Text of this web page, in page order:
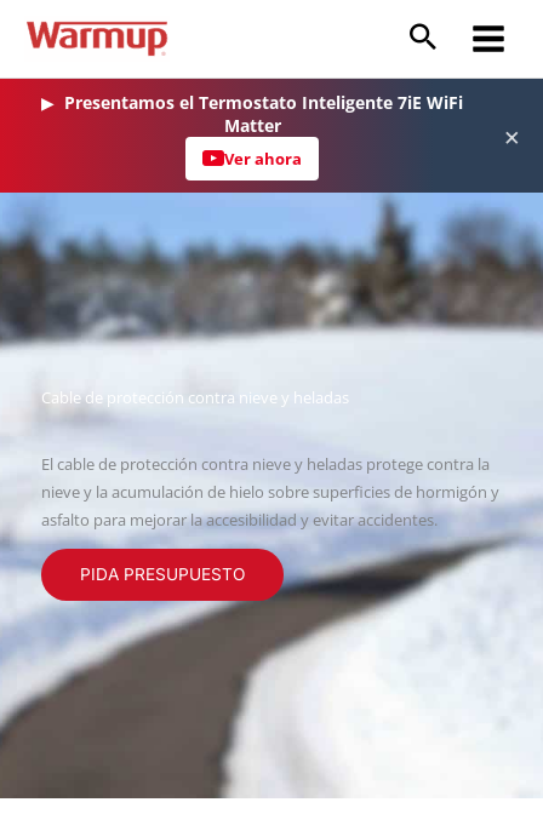
Main
▶ Presentamos el Termostato Inteligente 7iE WiFi
Matter
Ver ahora
×
Cable de protección contra nieve y heladas
El cable de protección contra nieve y heladas protege contra la
nieve y la acumulación de hielo sobre superficies de hormigón y
asfalto para mejorar la accesibilidad y evitar accidentes.
PIDA PRESUPUESTO